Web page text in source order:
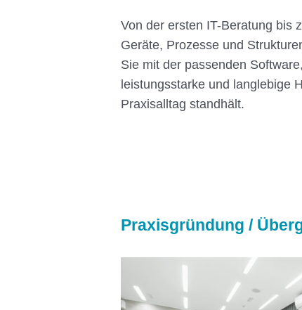
Von der ersten IT-Beratung bis
Geräte, Prozesse und
Sie mit der passenden
leistungsstarke und langlebige
Praxisalltag standhält.
Praxisgründung /